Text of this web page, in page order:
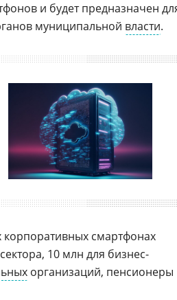
и будет предназначен
муниципальной власти.
смартфонах
10 млн для бизнес-
организаций, пенсионеры